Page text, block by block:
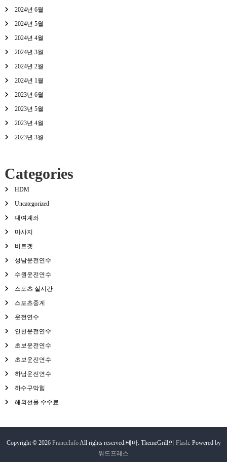
2024년 6월
2024년 5월
2024년 4월
2024년 3월
2024년 2월
2024년 1월
2023년 6월
2023년 5월
2023년 4월
2023년 3월
Categories
HDM
Uncategorized
대여계좌
마사지
비트겟
성남운전연수
수원운전연수
스포츠 실시간
스포츠중계
운전연수
인천운전연수
초보운전연수
초보운전연수
하남운전연수
하수구막힘
해외선물 수수료
Copyright © 2026 FranceInfoAll rights reserved.테마: ThemeGrill의 Flash. Powered by
워드프레스